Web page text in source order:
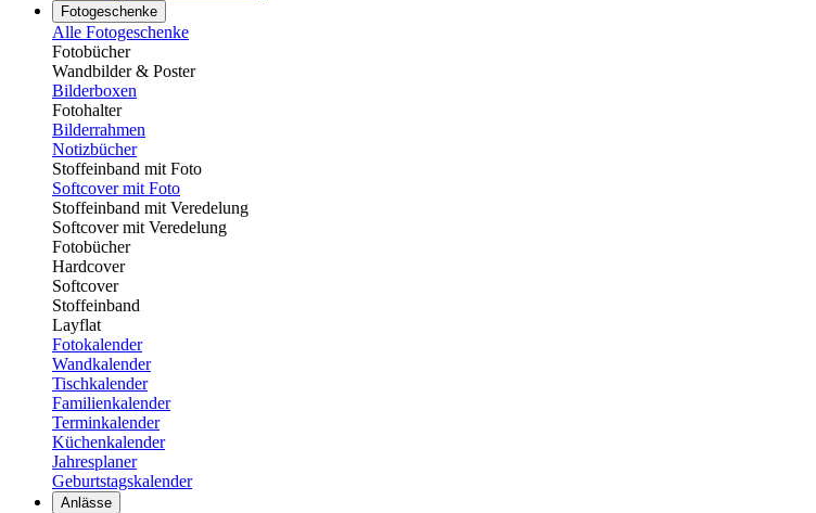
Fotogeschenke
Alle Fotogeschenke
Fotobücher
Wandbilder & Poster
Bilderboxen
Fotohalter
Bilderrahmen
Notizbücher
Stoffeinband mit Foto
Softcover mit Foto
Stoffeinband mit Veredelung
Softcover mit Veredelung
Fotobücher
Hardcover
Softcover
Stoffeinband
Layflat
Fotokalender
Wandkalender
Tischkalender
Familienkalender
Terminkalender
Küchenkalender
Jahresplaner
Geburtstagskalender
Anlässe